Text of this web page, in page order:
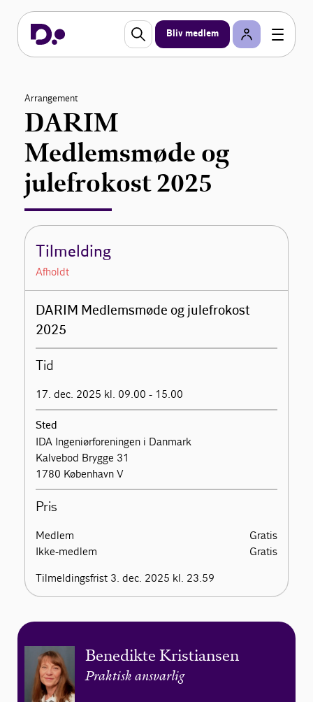
Bliv medlem
Arrangement
DARIM
Medlemsmøde og
julefrokost 2025
Tilmelding
Afholdt
DARIM Medlemsmøde og julefrokost
2025
Tid
17. dec. 2025 kl. 09.00 - 15.00
Sted
IDA Ingeniørforeningen i Danmark
Kalvebod Brygge 31
1780 København V
Pris
Medlem
Gratis
Ikke-medlem
Gratis
Tilmeldingsfrist 3. dec. 2025 kl. 23.59
Benedikte Kristiansen
Praktisk ansvarlig